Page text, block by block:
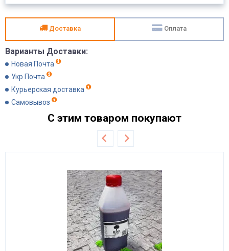
Доставка Оплата
Варианты Доставки:
Новая Почта
Укр Почта
Курьерская доставка
Самовывоз
С этим товаром покупают